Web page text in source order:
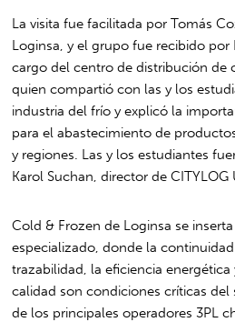
La visita fue facilitada por Tomás
Loginsa, y el grupo fue recibido por
cargo del centro de distribución de
quien compartió con las y los
industria del frío y explicó la
para el abastecimiento de
y regiones. Las y los estudiantes
Karol Suchan, director de CITYLOG
Cold & Frozen de Loginsa se
especializado, donde la
trazabilidad, la eficiencia
calidad son condiciones críticas del
de los principales operadores 3PL